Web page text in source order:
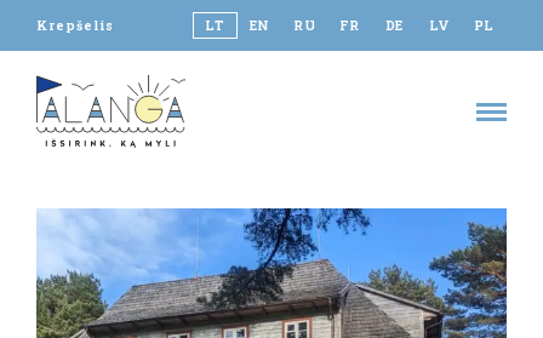
Krepšelis LT EN RU FR DE LV PL